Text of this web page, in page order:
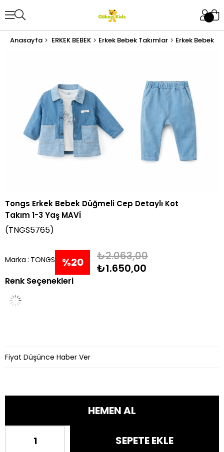
Anasayfa ERKEK BEBEK Erkek Bebek Takımlar Erkek Bebek
Tongs Erkek Bebek Düğmeli Cep Detaylı Kot
Takım 1-3 Yaş MAVİ
(TNGS5765)
Marka : TONGS %20
İndirim
₺2.063,00
₺1.650,00
Renk Seçenekleri
Fiyat Düşünce Haber Ver